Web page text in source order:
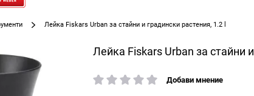
Лейка Fiskars Urban за стайни и градински растения, 1.2 l
Лейка Fiskars Urban за стайни
рейтинг:
Добави мнение